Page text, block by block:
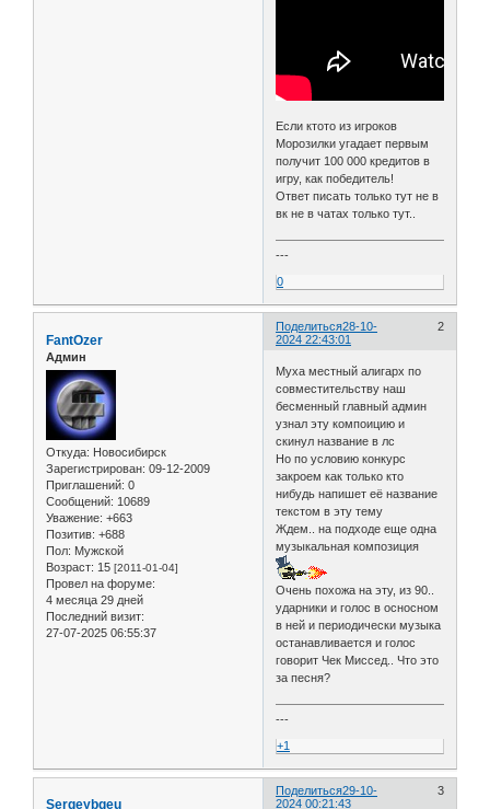
Если ктото из игроков
Морозилки угадает первым
получит 100 000 кредитов в
игру, как победитель!
Ответ писать только тут не в
вк не в чатах только тут..
---
0
Поделиться 2
28-10-
2024 22:43:01
FantOzer
Админ
Откуда: Новосибирск
Зарегистрирован: 09-12-2009
Приглашений: 0
Сообщений: 10689
Уважение: +663
Позитив: +688
Пол: Мужской
Возраст: 15 [2011-01-04]
Провел на форуме:
4 месяца 29 дней
Последний визит:
27-07-2025 06:55:37
Муха местный алигарх по
совместительству наш
бесменный главный админ
узнал эту компоицию и
скинул название в лс
Но по условию конкурс
закроем как только кто
нибудь напишет её название
текстом в эту тему
Ждем.. на подходе еще одна
музыкальная композиция
Очень похожа на эту, из 90..
ударники и голос в осносном
в ней и периодически музыка
останавливается и голос
говорит Чек Миссед.. Что это
за песня?
---
+1
Поделиться 3
29-10-
2024 00:21:43
Sergeybgeu